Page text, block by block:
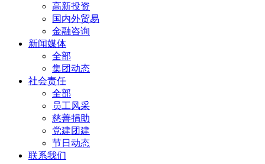
高新投资
国内外贸易
金融咨询
新闻媒体
全部
集团动态
社会责任
全部
员工风采
慈善捐助
党建团建
节日动态
联系我们